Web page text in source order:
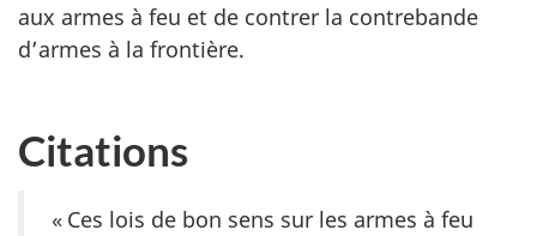
aux armes à feu et de contrer la contrebande
d’armes à la frontière.
Citations
« Ces lois de bon sens sur les armes à feu